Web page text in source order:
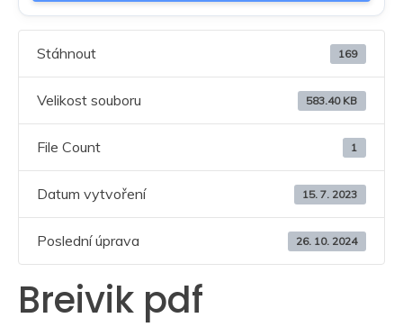
Stáhnout 169
Velikost souboru 583.40 KB
File Count 1
Datum vytvoření 15. 7. 2023
Poslední úprava 26. 10. 2024
Breivik pdf